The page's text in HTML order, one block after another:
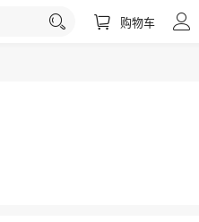
购物车